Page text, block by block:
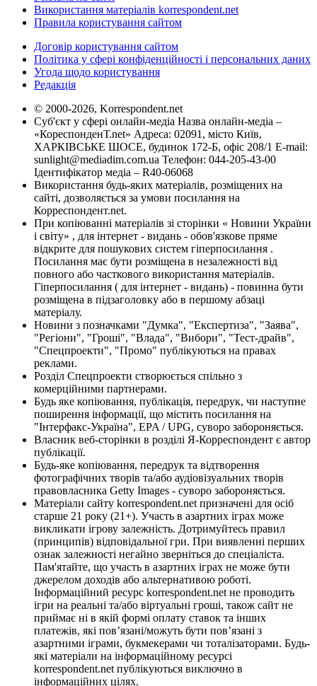
Використання матеріалів korrespondent.net
Правила користування сайтом
Договір користування сайтом
Політика у сфері конфіденційності і персональних даних
Угода щодо користування
Редакція
© 2000-2026, Korrespondent.net
Суб'єкт у сфері онлайн-медіа Назва онлайн-медіа –
«КореспонденТ.net» Адреса: 02091, місто Київ,
ХАРКІВСЬКЕ ШОСЕ, будинок 172-Б, офіс 208/1 E-mail:
sunlight@mediadim.com.ua Телефон: 044-205-43-00
Ідентифікатор медіа – R40-06068
Використання будь-яких матеріалів, розміщених на
сайті, дозволяється за умови посилання на
Корреспондент.net.
При копіюванні матеріалів зі сторінки « Новини України
і світу» , для інтернет - видань - обов'язкове пряме
відкрите для пошукових систем гіперпосилання .
Посилання має бути розміщена в незалежності від
повного або часткового використання матеріалів.
Гіперпосилання ( для інтернет - видань) - повинна бути
розміщена в підзаголовку або в першому абзаці
матеріалу.
Новини з позначками "Думка", "Експертиза", "Заява",
"Регіони", "Гроші", "Влада", "Вибори", "Тест-драйв",
"Спецпроекти", "Промо" публікуються на правах
реклами.
Розділ Спецпроекти створюється спільно з
комерційними партнерами.
Будь яке копіювання, публікація, передрук, чи наступне
поширення інформації, що містить посилання на
"Інтерфакс-Україна", EPA / UPG, суворо забороняється.
Власник веб-сторінки в розділі Я-Корреспондент є автор
публікації.
Будь-яке копіювання, передрук та відтворення
фотографічних творів та/або аудіовізуальних творів
правовласника Getty Images - суворо забороняється.
Матеріали сайту korrespondent.net призначені для осіб
старше 21 року (21+). Участь в азартних іграх може
викликати ігрову залежність. Дотримуйтесь правил
(принципів) відповідальної гри. При виявленні перших
ознак залежності негайно зверніться до спеціаліста.
Пам'ятайте, що участь в азартних іграх не може бути
джерелом доходів або альтернативою роботі.
Інформаційний ресурс korrespondent.net не проводить
ігри на реальні та/або віртуальні гроші, також сайт не
приймає ні в якій формі оплату ставок та інших
платежів, які пов’язані/можуть бути пов’язані з
азартними іграми, букмекерами чи тоталізаторами. Будь-
які матеріали на інформаційному ресурсі
korrespondent.net публікуються виключно в
інформаційних цілях.